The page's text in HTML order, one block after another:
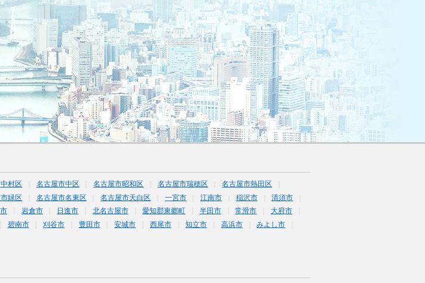
村区 名古屋市中区 名古屋市昭和区 名古屋市瑞穂区
名古屋市熱田区
緑区 名古屋市名東区 名古屋市天白区 一宮市 江南市 稲沢市
清須市
岩倉市 日進市 北名古屋市 愛知郡東郷町 半田市 常滑市
大府市
碧南市 刈谷市 豊田市 安城市 西尾市 知立市 高浜市
みよし市